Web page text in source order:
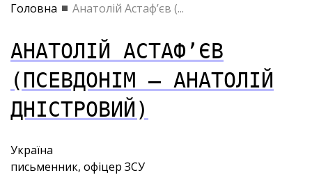
Головна Анатолій Астаф’єв (...
АНАТОЛІЙ АСТАФ’ЄВ
(ПСЕВДОНІМ – АНАТОЛІЙ
ДНІСТРОВИЙ)
Україна
письменник, офіцер ЗСУ